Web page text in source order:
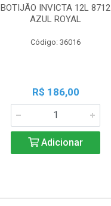
BOTIJÃO INVICTA 12L 8712
AZUL ROYAL
Código: 36016
R$ 186,00
Adicionar